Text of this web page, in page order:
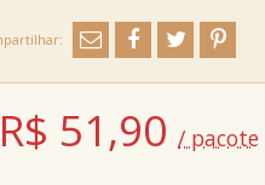
R$ 51,90 / pacote